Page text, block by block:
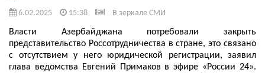
6.02.2025 15:38 В зеркале СМИ
Власти Азербайджана потребовали закрыть
представительство Россотрудничества в стране, это связано
с отсутствием у него юридической регистрации, заявил
глава ведомства Евгений Примаков в эфире «России 24».